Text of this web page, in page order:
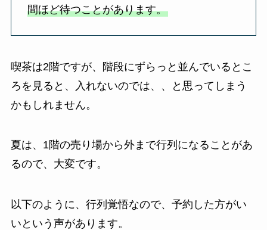
間ほど待つことがあります。
喫茶は2階ですが、階段にずらっと並んでいるとこ
ろを見ると、入れないのでは、、と思ってしまう
かもしれません。
夏は、1階の売り場から外まで行列になることがあ
るので、大変です。
以下のように、行列覚悟なので、予約した方がい
いという声があります。